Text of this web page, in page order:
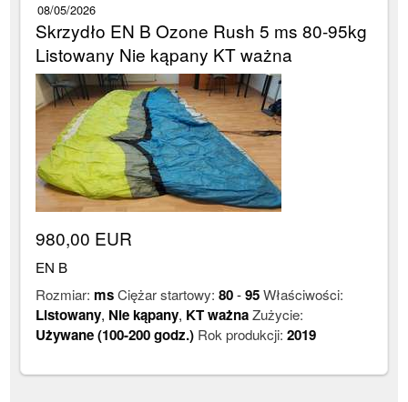
08/05/2026
Skrzydło EN B Ozone Rush 5 ms 80-95kg
Listowany Nie kąpany KT ważna
980,00 EUR
EN B
Rozmiar: msCiężar startowy:80-95Właściwości:
Listowany, Nie kąpany, KT ważnaZużycie:
Używane (100-200 godz.) Rok produkcji:2019